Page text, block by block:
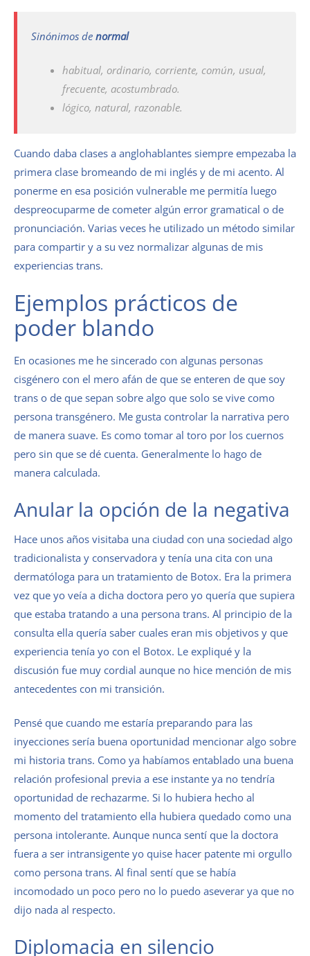
Sinónimos de normal
habitual, ordinario, corriente, común, usual,
frecuente, acostumbrado.
lógico, natural, razonable.
Cuando daba clases a anglohablantes siempre empezaba la
primera clase bromeando de mi inglés y de mi acento. Al
ponerme en esa posición vulnerable me permitía luego
despreocuparme de cometer algún error gramatical o de
pronunciación. Varias veces he utilizado un método similar
para compartir y a su vez normalizar algunas de mis
experiencias trans.
Ejemplos prácticos de
poder blando
En ocasiones me he sincerado con algunas personas
cisgénero con el mero afán de que se enteren de que soy
trans o de que sepan sobre algo que solo se vive como
persona transgénero. Me gusta controlar la narrativa pero
de manera suave. Es como tomar al toro por los cuernos
pero sin que se dé cuenta. Generalmente lo hago de
manera calculada.
Anular la opción de la negativa
Hace unos años visitaba una ciudad con una sociedad algo
tradicionalista y conservadora y tenía una cita con una
dermatóloga para un tratamiento de Botox. Era la primera
vez que yo veía a dicha doctora pero yo quería que supiera
que estaba tratando a una persona trans. Al principio de la
consulta ella quería saber cuales eran mis objetivos y que
experiencia tenía yo con el Botox. Le expliqué y la
discusión fue muy cordial aunque no hice mención de mis
antecedentes con mi transición.
Pensé que cuando me estaría preparando para las
inyecciones sería buena oportunidad mencionar algo sobre
mi historia trans. Como ya habíamos entablado una buena
relación profesional previa a ese instante ya no tendría
oportunidad de rechazarme. Si lo hubiera hecho al
momento del tratamiento ella hubiera quedado como una
persona intolerante. Aunque nunca sentí que la doctora
fuera a ser intransigente yo quise hacer patente mi orgullo
como persona trans. Al final sentí que se había
incomodado un poco pero no lo puedo aseverar ya que no
dijo nada al respecto.
Diplomacia en silencio